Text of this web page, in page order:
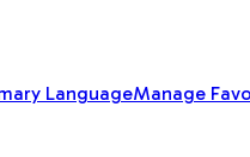
LanguageManage